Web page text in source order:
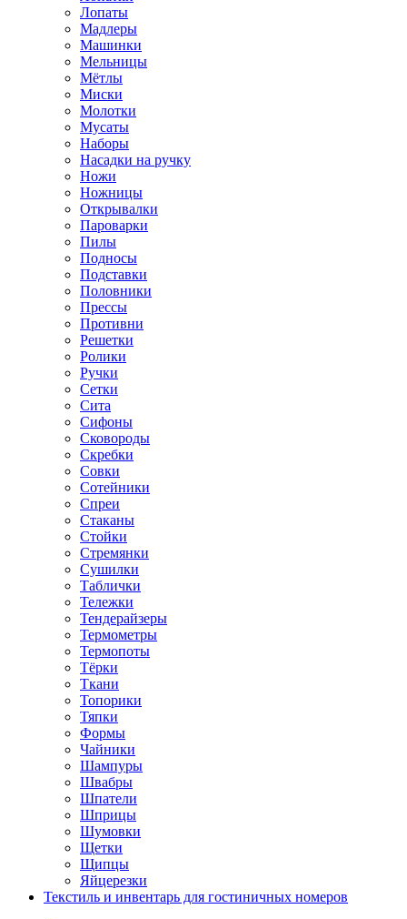
Лопаты
Мадлеры
Машинки
Мельницы
Мётлы
Миски
Молотки
Мусаты
Наборы
Насадки на ручку
Ножи
Ножницы
Открывалки
Пароварки
Пилы
Подносы
Подставки
Половники
Прессы
Противни
Решетки
Ролики
Ручки
Сетки
Сита
Сифоны
Сковороды
Скребки
Совки
Сотейники
Спреи
Стаканы
Стойки
Стремянки
Сушилки
Таблички
Тележки
Тендерайзеры
Термометры
Термопоты
Тёрки
Ткани
Топорики
Тяпки
Формы
Чайники
Шампуры
Швабры
Шпатели
Шприцы
Шумовки
Щетки
Щипцы
Яйцерезки
Текстиль и инвентарь для гостиничных номеров